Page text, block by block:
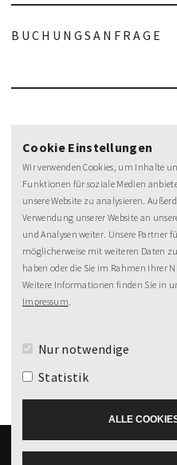
BUCHUNGSANFRAGE
Cookie Einstellungen
Wir verwenden Cookies, um Inhalte
Funktionen für soziale Medien
unsere Website zu analysieren.
Verwendung unserer Website an
und Analysen weiter. Unsere Partner
möglicherweise mit weiteren Daten
haben oder die Sie im Rahmen Ihrer
Weitere Informationen finden Sie in
Impressum.
Nur notwendige
Statistik
ALLE